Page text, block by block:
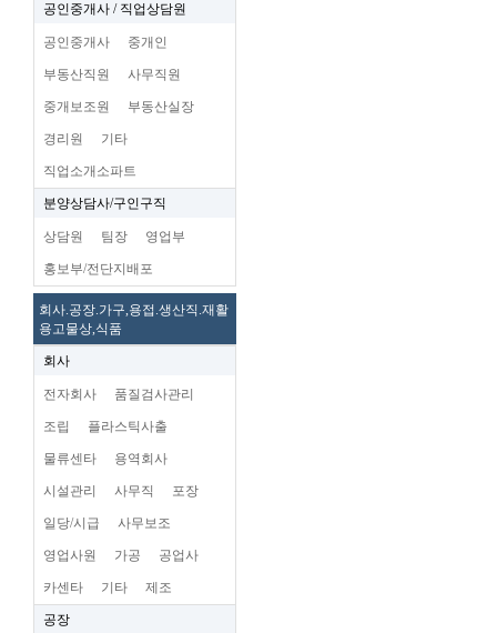
공인중개사 / 직업상담원
공인중개사 중개인
부동산직원 사무직원
중개보조원 부동산실장
경리원 기타
직업소개소파트
분양상담사/구인구직
상담원 팀장 영업부
홍보부/전단지배포
회사.공장.가구,용접.생산직.재활
용고물상,식품
회사
전자회사 품질검사관리
조립 플라스틱사출
물류센타 용역회사
시설관리 사무직 포장
일당/시급 사무보조
영업사원 가공 공업사
카센타 기타 제조
공장